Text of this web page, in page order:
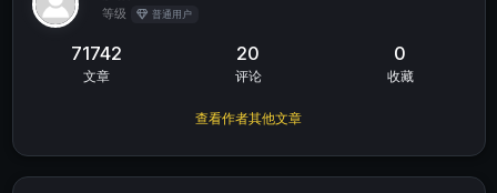
等级 普通用户
71742
文章
20
评论
0
收藏
查看作者其他文章